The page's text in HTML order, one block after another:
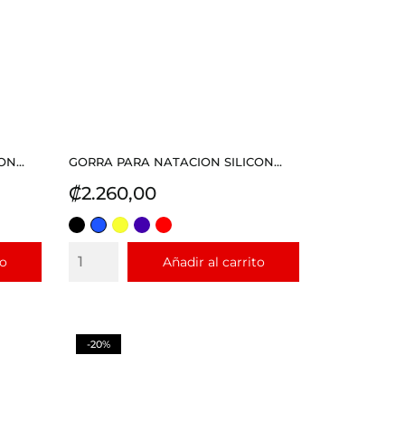
GORRA PARA NATACION SILICON...
Precio
₡2.260,00
NEGRO
AZULAMARILLO
MORADO
ROJO
Añadir al carrito
-20%